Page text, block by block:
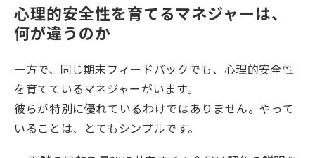
心理的安全性を育てるマネジャーは、
何が違うのか
一方で、同じ期末フィードバックでも、心理的安全性
を育てているマネジャーがいます。
彼らが特別に優れているわけではありません。やって
いることは、とてもシンプルです。